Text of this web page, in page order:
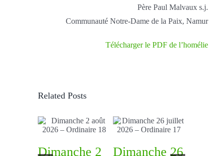
Père Paul Malvaux s.j.
Communauté Notre-Dame de la Paix, Namur
Télécharger le PDF de l’homélie
Related Posts
Dimanche 2 Dimanche 26